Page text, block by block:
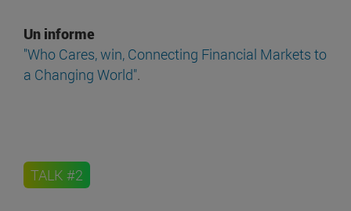
Un informe
"Who Cares, win, Connecting Financial Markets to
a Changing World".
TALK #2